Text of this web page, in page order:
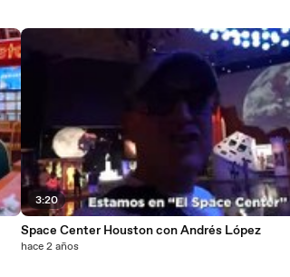
3:20
Space Center Houston con Andrés López
hace 2 años